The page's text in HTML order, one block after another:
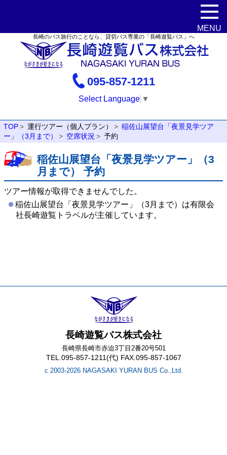
長崎のバス旅行のことなら、貸切バス専業の「長崎遊覧バス」へ
095-857-1211
Select Language ▼
TOP 運行ツアー（個人プラン）
稲佐山展望台「夜景見学ツア
ー」（3月まで）
空席状況 予約
稲佐山展望台「夜景見学ツアー」（3
月まで） 予約
ツアー情報が取得できませんでした。
稲佐山展望台「夜景見学ツアー」（3月まで）は有限会
社長崎遊覧トラベルが主催しています。
長崎遊覧バス株式会社
長崎県長崎市赤迫3丁目2番20号501
TEL.095-857-1211(代) FAX.095-857-1067
c 2003-2026 NAGASAKI YURAN BUS Co.,Ltd.